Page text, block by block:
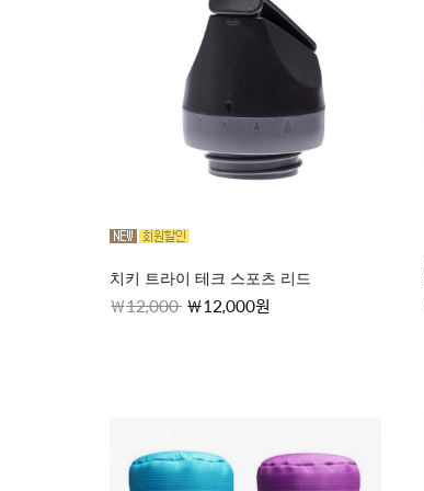
치키 트라이 테크 스포츠 리드
12,000 12,000원